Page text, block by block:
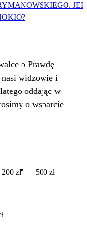
o Prawdę
nasi widzowie i
oddając w
o wsparcie
200 zł 500 zł